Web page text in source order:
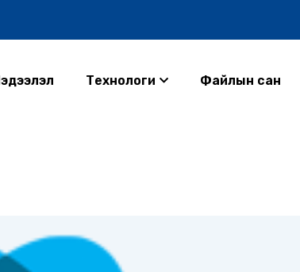
Технологи Файлын сан